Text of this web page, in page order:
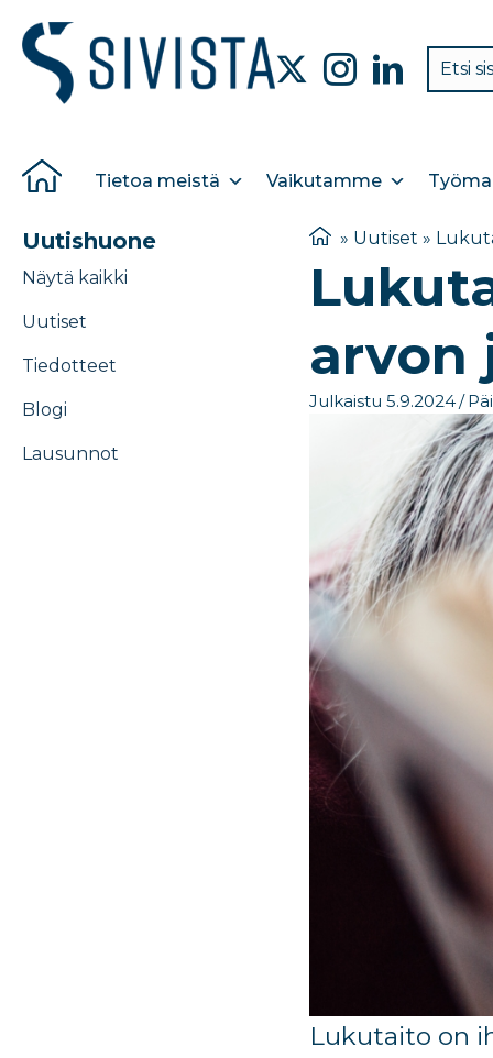
Tietoa meistä Vaikutamme
Uutishuone
Näytä kaikki
Uutiset
Tiedotteet
Blogi
Lausunnot
» Uutiset »
arvon
Julkaistu 5.9.2024/
Lukutaito on